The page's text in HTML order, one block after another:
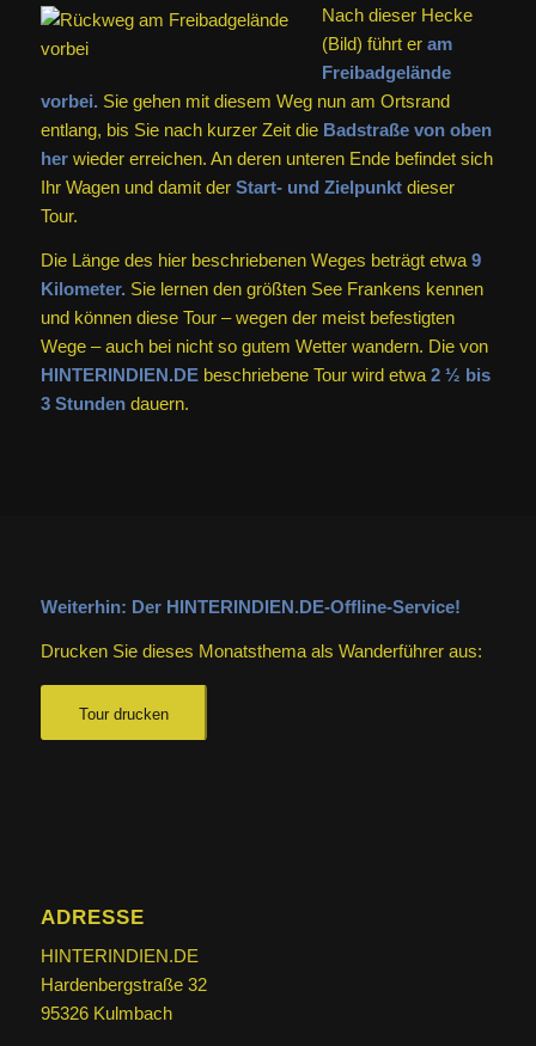
Nach dieser Hecke
(Bild) führt er am
Freibadgelände
vorbei. Sie gehen mit diesem Weg nun am Ortsrand
entlang, bis Sie nach kurzer Zeit die Badstraße von oben
herwieder erreichen. An deren unteren Ende befindet sich
Ihr Wagen und damit der Start- und Zielpunktdieser
Tour.
Die Länge des hier beschriebenen Weges beträgt etwa 9
Kilometer. Sie lernen den größten See Frankens kennen
und können diese Tour – wegen der meist befestigten
Wege – auch bei nicht so gutem Wetter wandern. Die von
HINTERINDIEN.DEbeschriebene Tour wird etwa 2 ½ bis
3 Stundendauern.
Weiterhin: Der HINTERINDIEN.DE-Offline-Service!
Drucken Sie dieses Monatsthema als Wanderführer aus:
Tour drucken
ADRESSE
HINTERINDIEN.DE
Hardenbergstraße 32
95326 Kulmbach